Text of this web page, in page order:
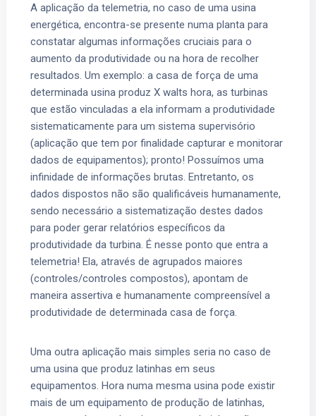
A aplicação da telemetria, no caso de uma usina
energética, encontra-se presente numa planta para
constatar algumas informações cruciais para o
aumento da produtividade ou na hora de recolher
resultados. Um exemplo: a casa de força de uma
determinada usina produz X walts hora, as turbinas
que estão vinculadas a ela informam a produtividade
sistematicamente para um sistema supervisório
(aplicação que tem por finalidade capturar e monitorar
dados de equipamentos); pronto! Possuímos uma
infinidade de informações brutas. Entretanto, os
dados dispostos não são qualificáveis humanamente,
sendo necessário a sistematização destes dados
para poder gerar relatórios específicos da
produtividade da turbina. É nesse ponto que entra a
telemetria! Ela, através de agrupados maiores
(controles/controles compostos), apontam de
maneira assertiva e humanamente compreensível a
produtividade de determinada casa de força.
Uma outra aplicação mais simples seria no caso de
uma usina que produz latinhas em seus
equipamentos. Hora numa mesma usina pode existir
mais de um equipamento de produção de latinhas,